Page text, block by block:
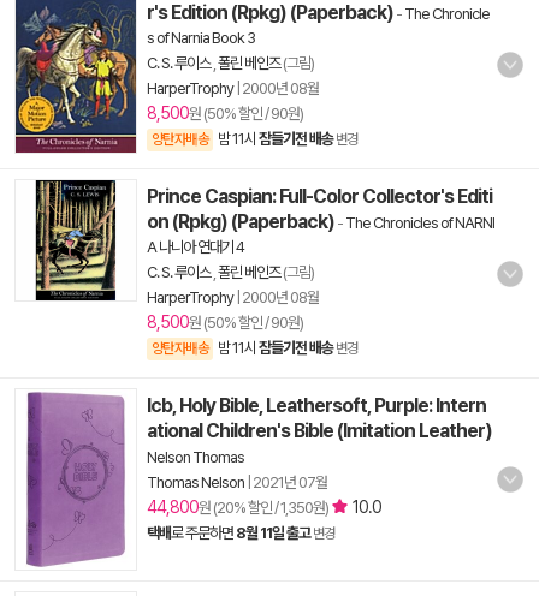
r's Edition (Rpkg) (Paperback) - The Chronicle
s of Narnia Book 3
C. S. 루이스, 폴린 베인즈(그림)
HarperTrophy| 2000년 08월
8,500원 (50% 할인 / 90원)
양탄자배송 밤 11시 잠들기전 배송 변경
Prince Caspian: Full-Color Collector's Editi
on (Rpkg) (Paperback) - The Chronicles of NARNI
A 나니아 연대기 4
C. S. 루이스, 폴린 베인즈(그림)
HarperTrophy| 2000년 08월
8,500원 (50% 할인 / 90원)
양탄자배송 밤 11시 잠들기전 배송 변경
Icb, Holy Bible, Leathersoft, Purple: Intern
ational Children's Bible (Imitation Leather)
Nelson Thomas
Thomas Nelson 2021년 07월
44,800원 (20% 할인 / 1,350원) 10.0
택배로 주문하면 8월 11일 출고 변경